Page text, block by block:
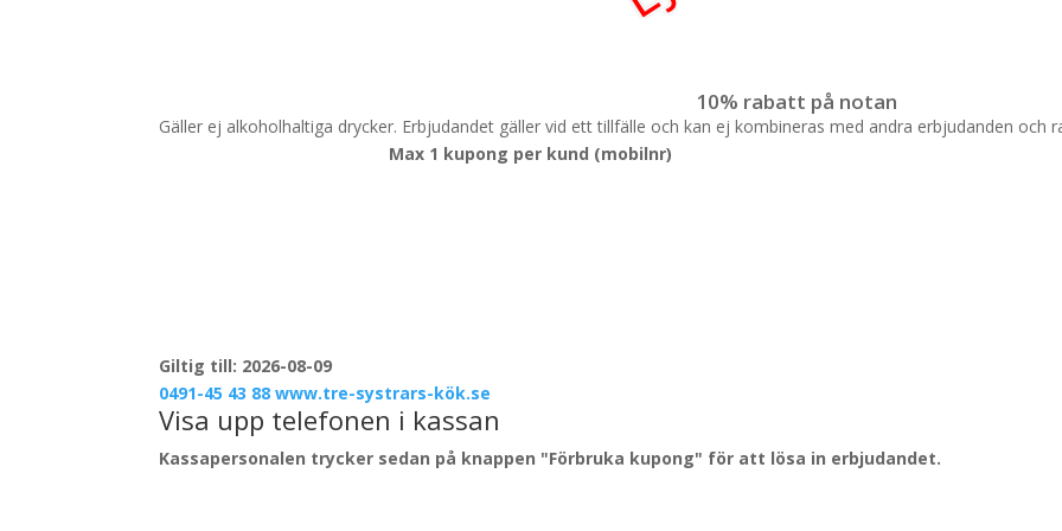
10% rabatt på notan
Gäller ej alkoholhaltiga drycker. Erbjudandet gäller vid ett tillfälle och kan ej kombineras med andra erbjudanden och
Max 1 kupong per kund (mobilnr)
Giltig till: 2026-08-09
0491-45 43 88www.tre-systrars-kök.se
Visa upp telefonen i kassan
Kassapersonalen trycker sedan på knappen "Förbruka kupong" för att lösa in erbjudandet.